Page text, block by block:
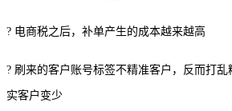
? 电商税之后，补单产生的成本越来越高
? 刷来的客户账号标签不精准客户，反而打
实客户变少